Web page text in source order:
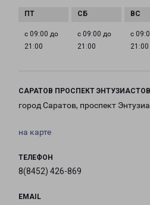
с 09:00 до
21:00
с 09:00 до
21:00
с
21:00
САРАТОВ ПРОСПЕКТ
город Саратов, проспект
на карте
ТЕЛЕФОН
8(8452) 426-869
EMAIL